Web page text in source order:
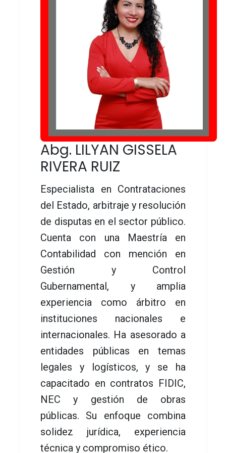
Abg. LILYAN GISSELA
RIVERA RUIZ
Especialista en Contrataciones
del Estado, arbitraje y resolución
de disputas en el sector público.
Cuenta con una Maestría en
Contabilidad con mención en
Gestión y Control
Gubernamental, y amplia
experiencia como árbitro en
instituciones nacionales e
internacionales. Ha asesorado a
entidades públicas en temas
legales y logísticos, y se ha
capacitado en contratos FIDIC,
NEC y gestión de obras
públicas. Su enfoque combina
solidez jurídica, experiencia
técnica y compromiso ético.